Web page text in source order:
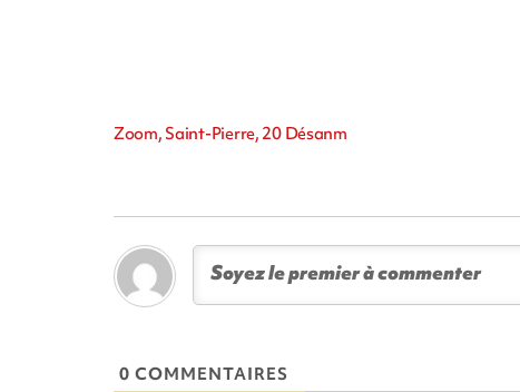
Zoom, Saint-Pierre, 20 Désanm
0 COMMENTAIRES